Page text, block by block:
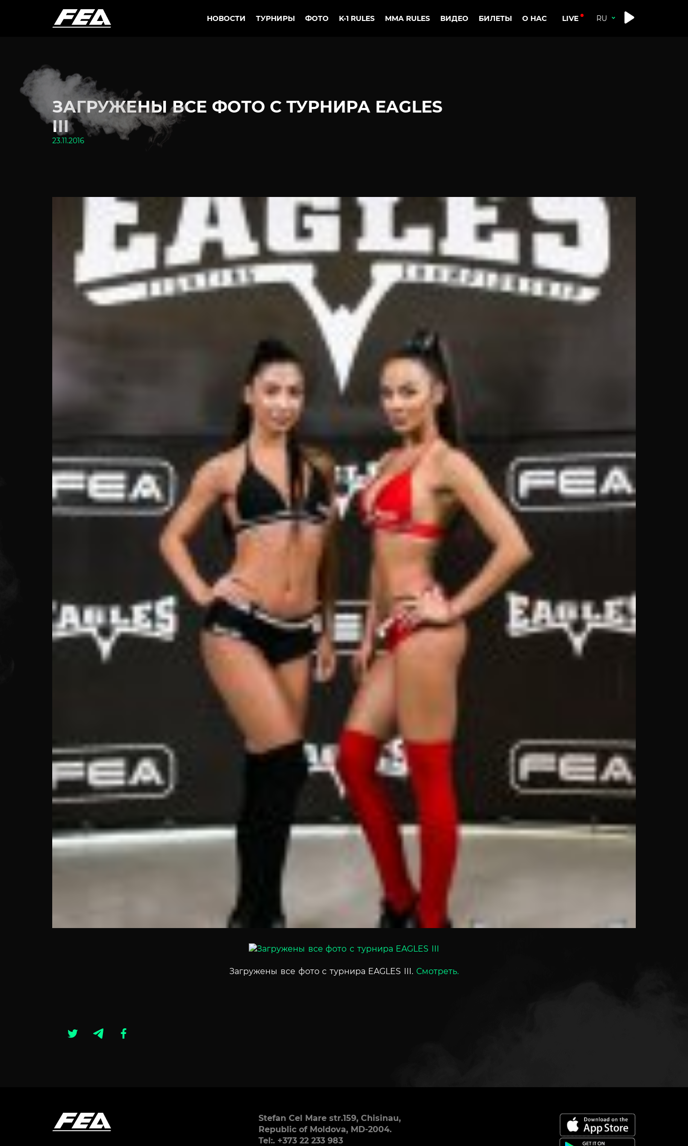
НОВОСТИ ТУРНИРЫ ФОТО K-1 RULES MMA RULES ВИДЕО БИЛЕТЫ О НАС LIVE
ЗАГРУЖЕНЫ ВСЕ ФОТО С ТУРНИРА EAGLES
III
23.11.2016
Загружены все фото с турнира EAGLES III. Смотреть.
Stefan Cel Mare str.159, Chisinau,
Republic of Moldova, MD-2004.
Tel:. +373 22 233 983